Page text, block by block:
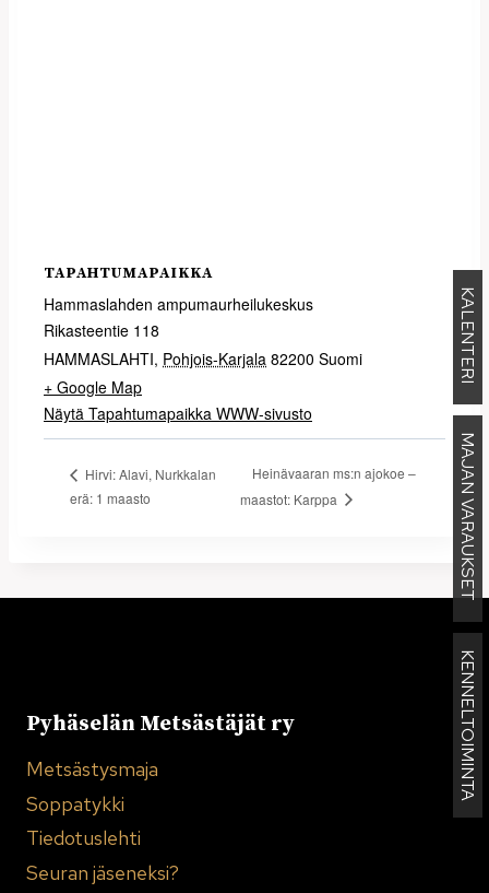
KALENTERI
MAJAN VARAUKSET
KENNELTOIMINTA
TAPAHTUMAPAIKKA
Hammaslahden ampumaurheilukeskus
Rikasteentie 118
HAMMASLAHTI, Pohjois-Karjala 82200 Suomi
+ Google Map
Näytä Tapahtumapaikka WWW-sivusto
Hirvi: Alavi, Nurkkalan
erä: 1 maasto
Heinävaaran ms:n ajokoe –
maastot: Karppa
Pyhäselän Metsästäjät ry
Metsästysmaja
Soppatykki
Tiedotuslehti
Seuran jäseneksi?